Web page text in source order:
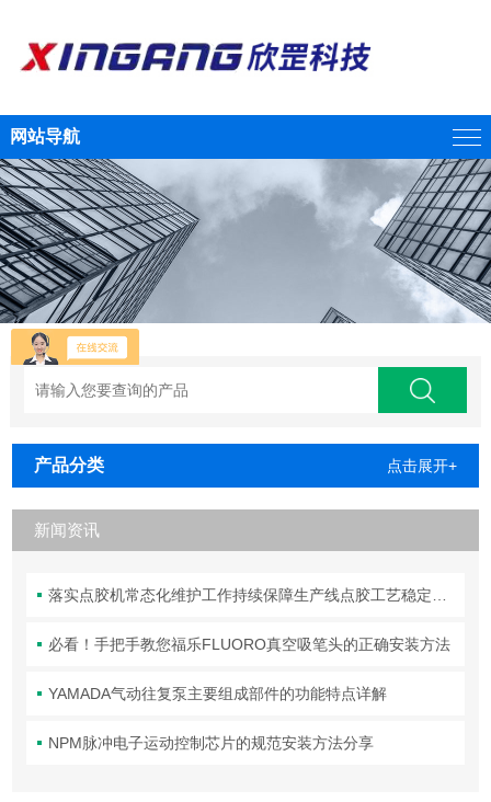
网站导航
产品分类 点击展开+
新闻资讯
落实点胶机常态化维护工作持续保障生产线点胶工艺稳定合规
必看！手把手教您福乐FLUORO真空吸笔头的正确安装方法
YAMADA气动往复泵主要组成部件的功能特点详解
NPM脉冲电子运动控制芯片的规范安装方法分享